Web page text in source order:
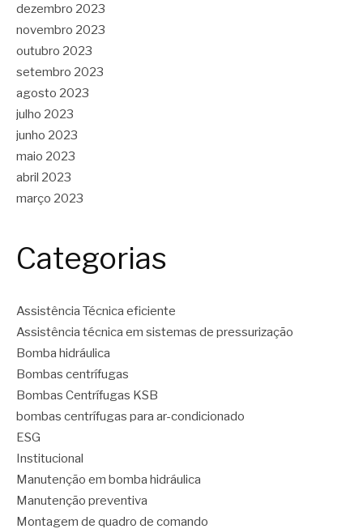
dezembro 2023
novembro 2023
outubro 2023
setembro 2023
agosto 2023
julho 2023
junho 2023
maio 2023
abril 2023
março 2023
Categorias
Assistência Técnica eficiente
Assistência técnica em sistemas de pressurização
Bomba hidráulica
Bombas centrífugas
Bombas Centrífugas KSB
bombas centrífugas para ar-condicionado
ESG
Institucional
Manutenção em bomba hidráulica
Manutenção preventiva
Montagem de quadro de comando